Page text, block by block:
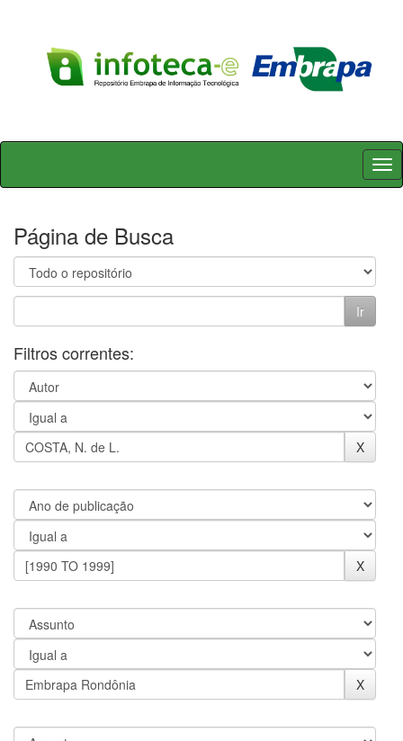
Skip
Página de Busca
Filtros correntes: